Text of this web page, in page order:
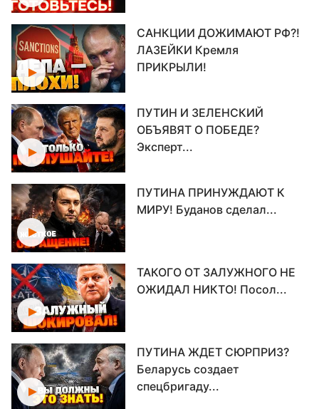
САНКЦИИ ДОЖИМАЮТ РФ?!
ЛАЗЕЙКИ Кремля
ПРИКРЫЛИ!
ПУТИН И ЗЕЛЕНСКИЙ
ОБЪЯВЯТ О ПОБЕДЕ?
Эксперт...
ПУТИНА ПРИНУЖДАЮТ К
МИРУ! Буданов сделал...
ТАКОГО ОТ ЗАЛУЖНОГО НЕ
ОЖИДАЛ НИКТО! Посол...
ПУТИНА ЖДЕТ СЮРПРИЗ?
Беларусь создает
спецбригаду...